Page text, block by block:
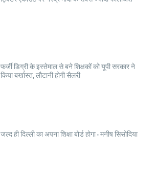
फर्जी डिग्री के इस्तेमाल से बने शिक्षकों को यूपी सरकार ने
किया बर्खास्त, लौटानी होगी सैलरी
जल्द ही दिल्ली का अपना शिक्षा बोर्ड होगा - मनीष सिसोदिया